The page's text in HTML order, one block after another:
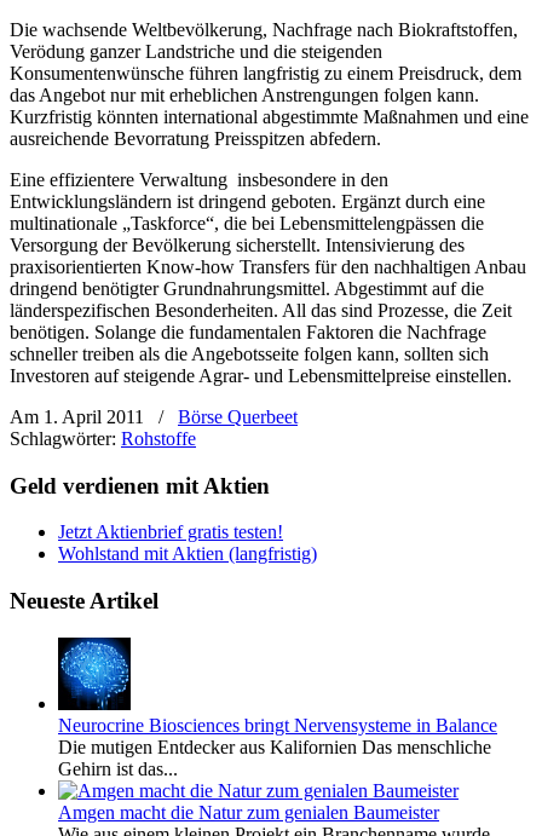
Die wachsende Weltbevölkerung, Nachfrage nach Biokraftstoffen,
Verödung ganzer Landstriche und die steigenden
Konsumentenwünsche führen langfristig zu einem Preisdruck, dem
das Angebot nur mit erheblichen Anstrengungen folgen kann.
Kurzfristig könnten international abgestimmte Maßnahmen und eine
ausreichende Bevorratung Preisspitzen abfedern.
Eine effizientere Verwaltung insbesondere in den
Entwicklungsländern ist dringend geboten. Ergänzt durch eine
multinationale „Taskforce“, die bei Lebensmittelengpässen die
Versorgung der Bevölkerung sicherstellt. Intensivierung des
praxisorientierten Know-how Transfers für den nachhaltigen Anbau
dringend benötigter Grundnahrungsmittel. Abgestimmt auf die
länderspezifischen Besonderheiten. All das sind Prozesse, die Zeit
benötigen. Solange die fundamentalen Faktoren die Nachfrage
schneller treiben als die Angebotsseite folgen kann, sollten sich
Investoren auf steigende Agrar- und Lebensmittelpreise einstellen.
Am 1. April 2011
/
Börse Querbeet
Schlagwörter: Rohstoffe
Geld verdienen mit Aktien
Jetzt Aktienbrief gratis testen!
Wohlstand mit Aktien (langfristig)
Neueste Artikel
Neurocrine Biosciences bringt Nervensysteme in Balance
Die mutigen Entdecker aus Kalifornien Das menschliche
Gehirn ist das...
Amgen macht die Natur zum genialen Baumeister